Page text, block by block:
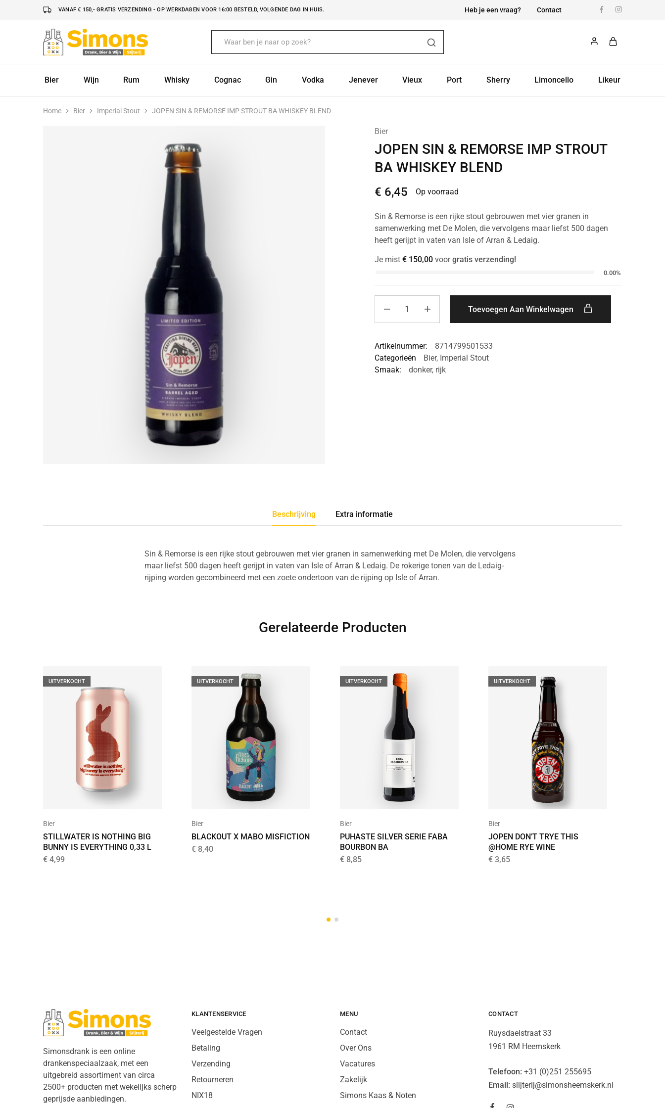
VANAF € 150,- GRATIS VERZENDING - OP WERKDAGEN VOOR 16:00 BESTELD, VOLGENDE DAG IN HUIS. Heb je een vraag? Contact
Simonsdrank.nl
Drank,
Bier
Bier
Wijn Rum Whisky Cognac Gin Vodka Jenever Vieux Port Sherry Limoncello Likeur
Home Bier Imperial Stout JOPEN SIN & REMORSE IMP STROUT BA WHISKEY BLEND
Bier
JOPEN SIN & REMORSE IMP STROUT
BA WHISKEY BLEND
€ 6,45 Op voorraad
Sin & Remorse is een rijke stout gebrouwen met vier granen in
samenwerking met De Molen, die vervolgens maar liefst 500 dagen
heeft gerijpt in vaten van Isle of Arran & Ledaig.
Je mist €150,00voorgratis verzending!
0.00%
Toevoegen Aan Winkelwagen
Artikelnummer:
8714799501533
Categorieën
Bier, Imperial Stout
Smaak:
donker, rijk
Beschrijving Extra informatie
Sin & Remorse is een rijke stout gebrouwen met vier granen in samenwerking met De Molen, die vervolgens
maar liefst 500 dagen heeft gerijpt in vaten van Isle of Arran & Ledaig. De rokerige tonen van de Ledaig-
rijping worden gecombineerd met een zoete ondertoon van de rijping op Isle of Arran.
Gerelateerde Producten
UITVERKOCHT
Bier
STILLWATER IS NOTHING BIG
BUNNY IS EVERYTHING 0,33 L
€ 4,99
UITVERKOCHT
Bier
BLACKOUT X MABO MISFICTION
€ 8,40
UITVERKOCHT
Bier
PUHASTE SILVER SERIE FABA
BOURBON BA
€ 8,85
UITVERKOCHT
Bier
JOPEN DON’T TRYE THIS
@HOME RYE WINE
€ 3,65
Simonsdrank is een online
drankenspeciaalzaak, met een
uitgebreid assortiment van circa
2500+ producten met wekelijks scherp
geprijsde aanbiedingen.
KLANTENSERVICE
Veelgestelde Vragen
Betaling
Verzending
Retourneren
NIX18
MENU
Contact
Over Ons
Vacatures
Zakelijk
Simons Kaas & Noten
CONTACT
Ruysdaelstraat 33
1961 RM Heemskerk
Telefoon: +31 (0)251 255695
Email: slijterij@simonsheemskerk.nl